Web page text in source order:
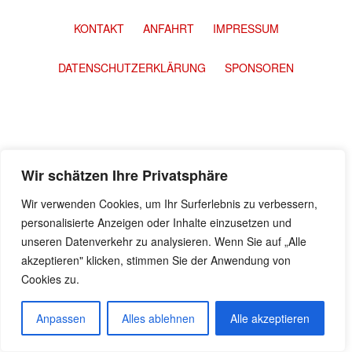
Wir schätzen Ihre Privatsphäre
Wir verwenden Cookies, um Ihr Surferlebnis zu verbessern,
personalisierte Anzeigen oder Inhalte einzusetzen und
unseren Datenverkehr zu analysieren. Wenn Sie auf „Alle
akzeptieren" klicken, stimmen Sie der Anwendung von
Cookies zu.
Anpassen Alles ablehnen Alle akzeptieren
KONTAKT ANFAHRT IMPRESSUM
DATENSCHUTZERKLÄRUNG SPONSOREN